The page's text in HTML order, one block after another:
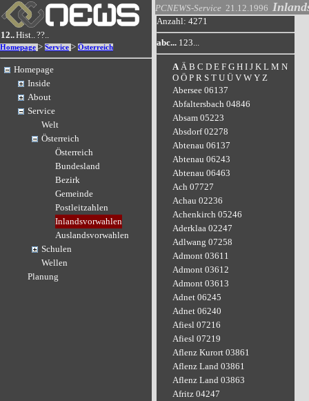
12..Hist..??..
Homepage > Service > Österreich
Homepage
Inside
About
Service
Welt
Österreich
Österreich
Bundesland
Bezirk
Gemeinde
Postleitzahlen
Inlandsvorwahlen
Auslandsvorwahlen
Schulen
Wellen
Planung
PCNEWS-Service 21.12.1996
Anzahl: 4271
abc... 123...
A Ä B C D E F G H I J K L M N
O Ö P R S T U Ü V W Y Z
Abersee 06137
Abfaltersbach 04846
Absam 05223
Absdorf 02278
Abtenau 06137
Abtenau 06243
Abtenau 06463
Ach 07727
Achau 02236
Achenkirch 05246
Aderklaa 02247
Adlwang 07258
Admont 03611
Admont 03612
Admont 03613
Adnet 06245
Adnet 06240
Afiesl 07216
Afiesl 07219
Aflenz Kurort 03861
Aflenz Land 03861
Aflenz Land 03863
Afritz 04247